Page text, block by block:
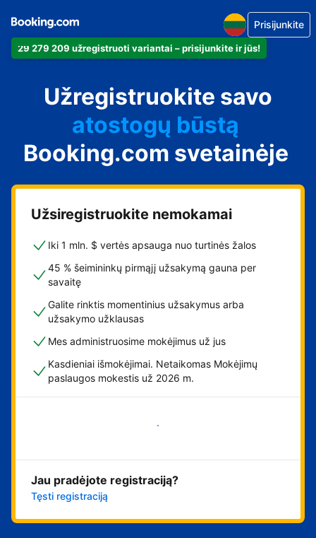
29 279 209 užregistruoti variantai – prisijunkite ir jūs!
Prisijunkite
Užregistruokite savo
apartamentus
viešbutį
atostogų būstą
svečių namus
nakvynės su pusryčiais
namus
Booking.com svetainėje
Užsiregistruokite nemokamai
Iki 1 mln. $ vertės apsauga nuo turtinės žalos
45 % šeimininkų pirmąjį užsakymą gauna per
savaitę
Galite rinktis momentinius užsakymus arba
užsakymo užklausas
Mes administruosime mokėjimus už jus
Kasdieniai išmokėjimai. Netaikomas Mokėjimų
paslaugos mokestis už 2026 m.
Pradėti
Jau pradėjote registraciją?
Tęsti registraciją